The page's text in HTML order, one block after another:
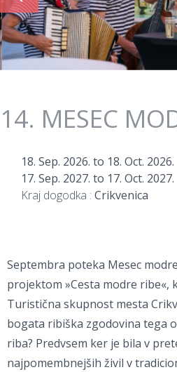
14. MESEC
18. Sep. 2026. to 18. Oct. 2026.
17. Sep. 2027. to 17. Oct. 2027.
Kraj dogodka : Crikvenica
Septembra poteka Mesec
projektom »Cesta modre ribe«,
Turistična skupnost mesta
bogata ribiška zgodovina tega
riba? Predvsem ker je bila v
najpomembnejših živil v